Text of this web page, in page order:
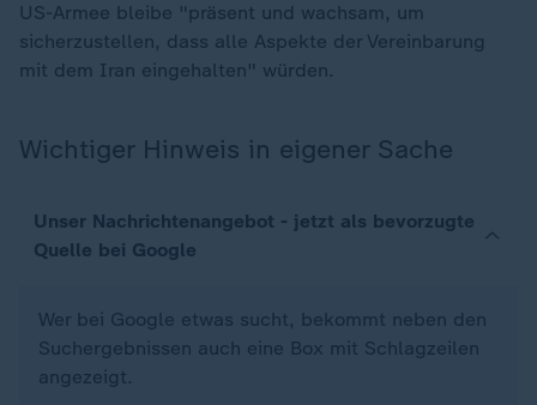
US-Armee bleibe "präsent und wachsam, um
sicherzustellen, dass alle Aspekte der Vereinbarung
mit dem Iran eingehalten" würden.
Wichtiger Hinweis in eigener Sache
Unser Nachrichtenangebot - jetzt als bevorzugte
Quelle bei Google
Wer bei Google etwas sucht, bekommt neben den
Suchergebnissen auch eine Box mit Schlagzeilen
angezeigt.